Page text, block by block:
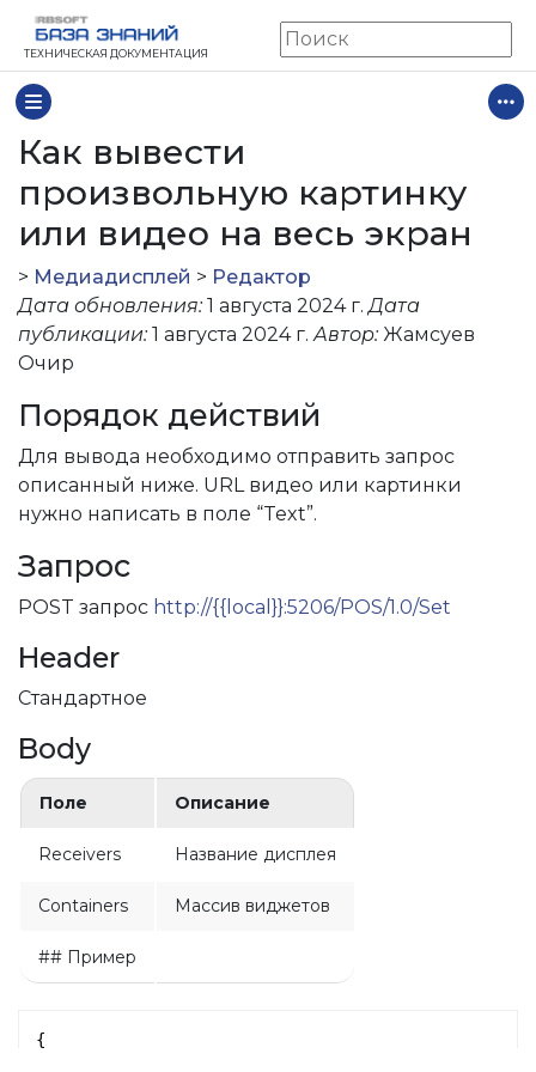
ТЕХНИЧЕСКАЯ ДОКУМЕНТАЦИЯ
теме
Как вывести
произвольную картинку
или видео на весь экран
> Медиадисплей > Редактор
Дата обновления: 1 августа 2024 г.Дата
публикации: 1 августа 2024 г.Автор: Жамсуев
Очир
Порядок действий
Для вывода необходимо отправить запрос
описанный ниже. URL видео или картинки
нужно написать в поле “Text”.
Запрос
POST запрос http://{{local}}:5206/POS/1.0/Set
Header
Стандартное
Body
Поле Описание
Receivers Название дисплея
Containers Массив виджетов
## Пример
{